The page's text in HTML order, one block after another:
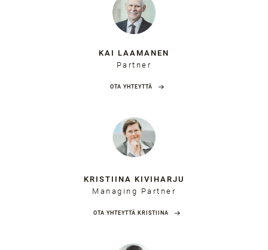
KAI LAAMANEN
Partner
OTA YHTEYTTÄ
KRISTIINA KIVIHARJU
Managing Partner
OTA YHTEYTTÄ KRISTIINA